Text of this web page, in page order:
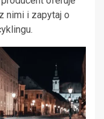
nimi i zapytaj o